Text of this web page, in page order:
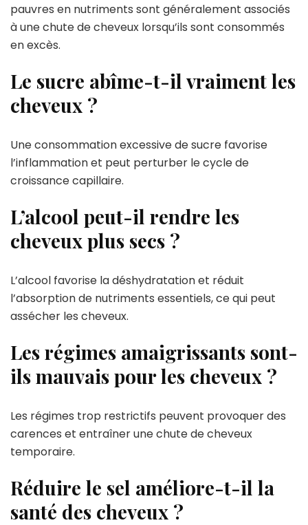
pauvres en nutriments sont généralement associés
à une chute de cheveux lorsqu’ils sont consommés
en excès.
Le sucre abîme-t-il vraiment les
cheveux ?
Une consommation excessive de sucre favorise
l’inflammation et peut perturber le cycle de
croissance capillaire.
L’alcool peut-il rendre les
cheveux plus secs ?
L’alcool favorise la déshydratation et réduit
l’absorption de nutriments essentiels, ce qui peut
assécher les cheveux.
Les régimes amaigrissants sont-
ils mauvais pour les cheveux ?
Les régimes trop restrictifs peuvent provoquer des
carences et entraîner une chute de cheveux
temporaire.
Réduire le sel améliore-t-il la
santé des cheveux ?